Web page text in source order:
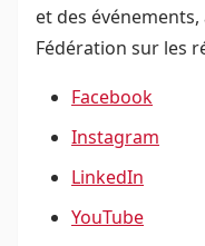
et des
Fédération sur les
Facebook
Instagram
LinkedIn
YouTube